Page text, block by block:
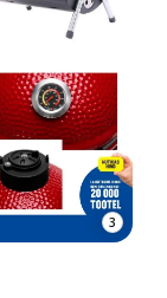
3